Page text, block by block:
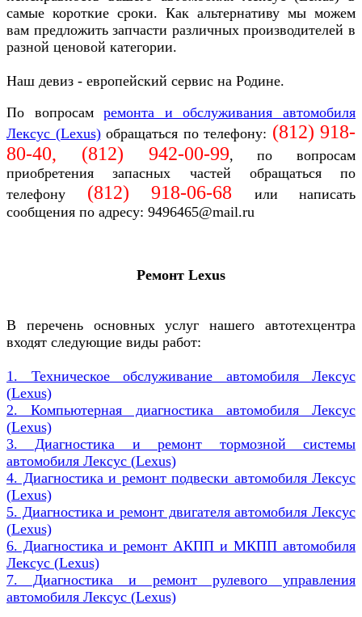
самые короткие сроки. Как альтернативу мы можем
вам предложить запчасти различных производителей в
разной ценовой категории.
Наш девиз - европейский сервис на Родине.
По вопросамремонта и обслуживания автомобиля
Лексус (Lexus) обращаться по телефону: (812) 918-
80-40, (812) 942-00-99, по вопросам
приобретения запасных частей обращаться по
телефону (812) 918-06-68
или написать
сообщения по адресу: 9496465@mail.ru
Ремонт Lexus
В перечень основных услуг нашего автотехцентра
входят следующие виды работ:
1. Техническое обслуживание автомобиля Лексус
(Lexus)
2. Компьютерная диагностика автомобиля Лексус
(Lexus)
3. Диагностика и ремонт тормозной системы
автомобиля Лексус (Lexus)
4. Диагностика и ремонт подвески автомобиля Лексус
(Lexus)
5. Диагностика и ремонт двигателя автомобиля Лексус
(Lexus)
6. Диагностика и ремонт АКПП и МКПП автомобиля
Лексус (Lexus)
7. Диагностика и ремонт рулевого управления
автомобиля Лексус (Lexus)